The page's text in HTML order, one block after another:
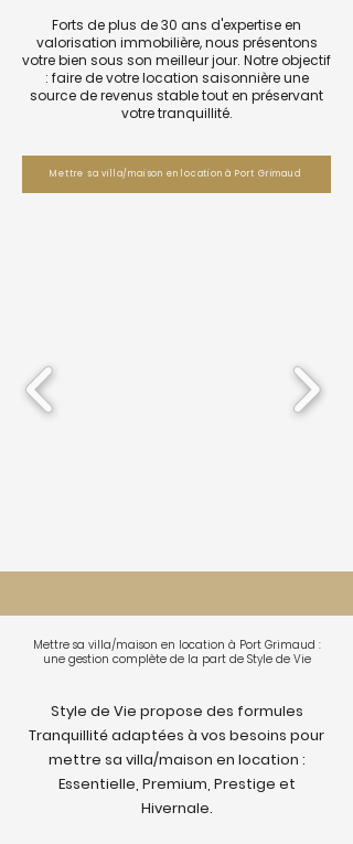
Forts de plus de 30 ans d'expertise en
valorisation immobilière, nous présentons
votre bien sous son meilleur jour. Notre objectif
: faire de votre location saisonnière une
source de revenus stable tout en préservant
votre tranquillité.
Mettre sa villa/maison en location à Port Grimaud
Mettre sa villa/maison en location à Port Grimaud :
une gestion complète de la part de Style de Vie
Style de Vie propose des formules
Tranquillité adaptées à vos besoins pour
mettre sa villa/maison en location :
Essentielle, Premium, Prestige et
Hivernale.